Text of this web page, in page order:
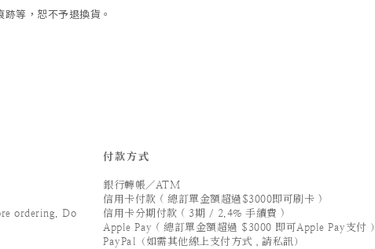
跡等 ， 恕不予退換貨。
ordering. Do
付款方式
銀行轉帳／ATM
信用卡付款 ( 總訂單金額超過$3000即可刷卡 )
信用卡分期付款 ( 3期 / 2.4% 手續費 )
Apple Pay ( 總訂單金額超過 $3000 即可Apple Pay支付 ）
PayPal（如需其他線上支付方式，請私訊）